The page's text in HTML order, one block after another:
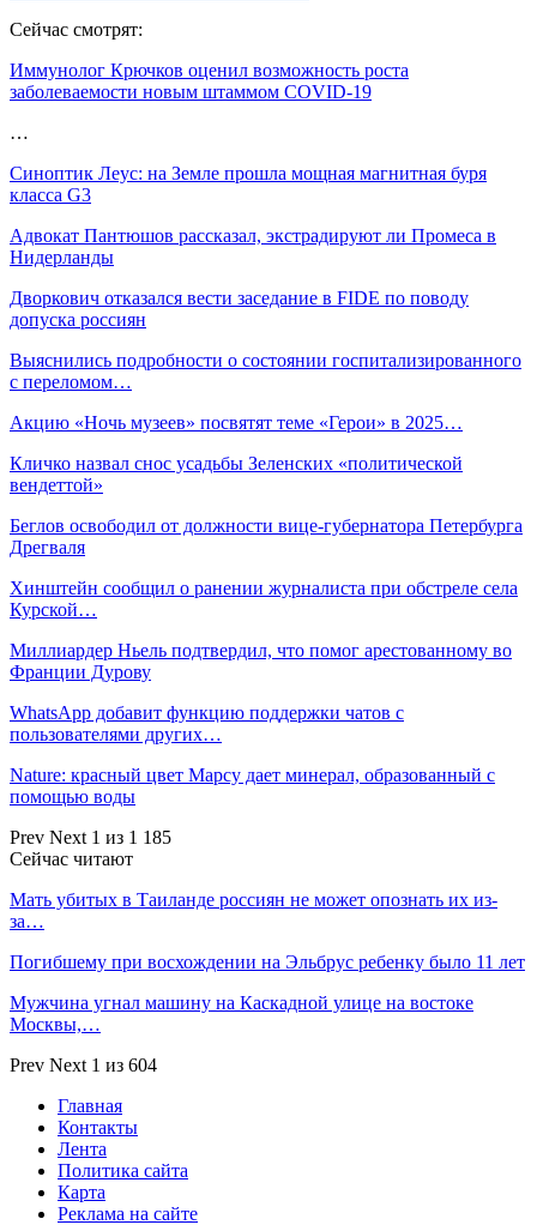
Сейчас смотрят:
Иммунолог Крючков оценил возможность роста
заболеваемости новым штаммом COVID-19
…
Синоптик Леус: на Земле прошла мощная магнитная буря
класса G3
Адвокат Пантюшов рассказал, экстрадируют ли Промеса в
Нидерланды
Дворкович отказался вести заседание в FIDE по поводу
допуска россиян
Выяснились подробности о состоянии госпитализированного
с переломом…
Акцию «Ночь музеев» посвятят теме «Герои» в 2025…
Кличко назвал снос усадьбы Зеленских «политической
вендеттой»
Беглов освободил от должности вице-губернатора Петербурга
Дрегваля
Хинштейн сообщил о ранении журналиста при обстреле села
Курской…
Миллиардер Ньель подтвердил, что помог арестованному во
Франции Дурову
WhatsApp добавит функцию поддержки чатов с
пользователями других…
Nature: красный цвет Марсу дает минерал, образованный с
помощью воды
Prev Next 1 из 1 185
Сейчас читают
Мать убитых в Таиланде россиян не может опознать их из-
за…
Погибшему при восхождении на Эльбрус ребенку было 11 лет
Мужчина угнал машину на Каскадной улице на востоке
Москвы,…
Prev Next 1 из 604
Главная
Контакты
Лента
Политика сайта
Карта
Реклама на сайте